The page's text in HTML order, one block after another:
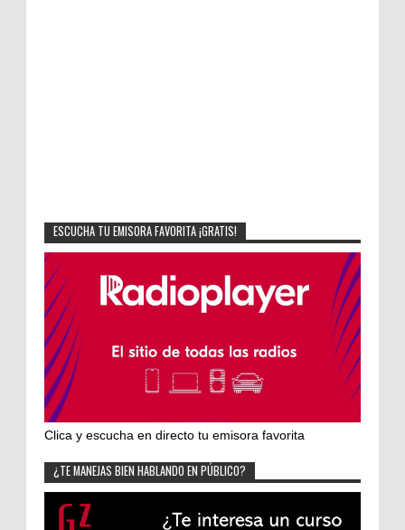
ESCUCHA TU EMISORA FAVORITA ¡GRATIS!
Clica y escucha en directo tu emisora favorita
¿TE MANEJAS BIEN HABLANDO EN PÚBLICO?